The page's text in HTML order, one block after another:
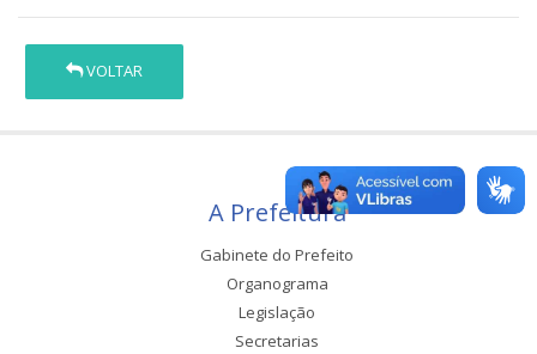
VOLTAR
A Prefeitura
Gabinete do Prefeito
Organograma
Legislação
Secretarias